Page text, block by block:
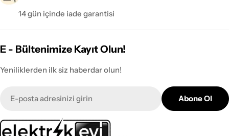
14 gün içinde iade garantisi
E - Bültenimize Kayıt Olun!
Yeniliklerden ilk siz haberdar olun!
posta
Abone Ol